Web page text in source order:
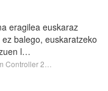
eragilea euskaraz
balego, euskaratzeko
l…
Controller 2…